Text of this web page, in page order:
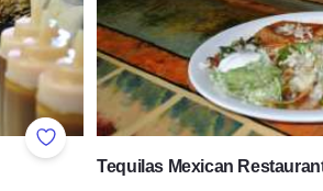
Add to Favorites
Tequilas Mexican